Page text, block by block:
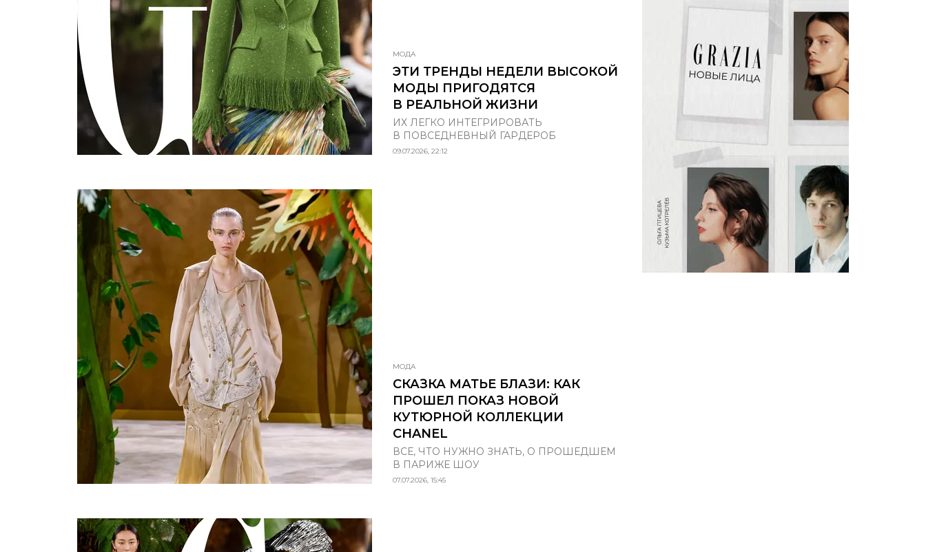
МОДА
ЭТИ ТРЕНДЫ НЕДЕЛИ ВЫСОКОЙ
МОДЫ ПРИГОДЯТСЯ
В РЕАЛЬНОЙ ЖИЗНИ
ИХ ЛЕГКО ИНТЕГРИРОВАТЬ
В ПОВСЕДНЕВНЫЙ ГАРДЕРОБ
09.07.2026, 22:12
МОДА
СКАЗКА МАТЬЕ БЛАЗИ: КАК
ПРОШЕЛ ПОКАЗ НОВОЙ
КУТЮРНОЙ КОЛЛЕКЦИИ
CHANEL
ВСЕ, ЧТО НУЖНО ЗНАТЬ, О ПРОШЕДШЕМ
В ПАРИЖЕ ШОУ
07.07.2026, 15:45